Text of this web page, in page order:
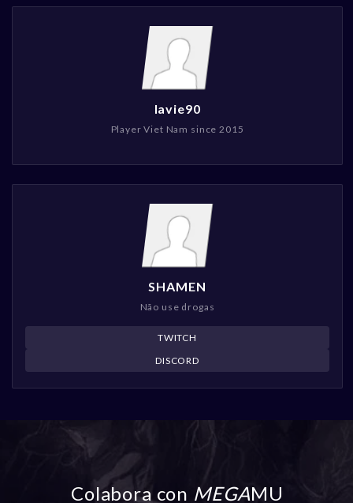
lavie90
Player Viet Nam since 2015
SHAMEN
Não use drogas
TWITCH
DISCORD
Colabora con MEGAMU